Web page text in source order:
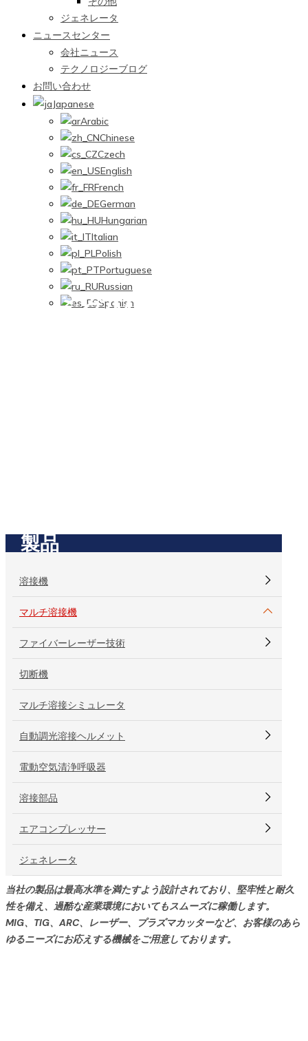
ジェネレータ
ニュースセンター
会社ニュース
テクノロジーブログ
お問い合わせ
Japanese
Arabic
Chinese
Czech
English
French
German
Hungarian
Italian
Polish
Portuguese
Russian
Spanish
ミグ/MMA/ティグ
製品
溶接機
マルチ溶接機
ファイバーレーザー技術
切断機
マルチ溶接シミュレータ
自動調光溶接ヘルメット
電動空気清浄呼吸器
溶接部品
エアコンプレッサー
ジェネレータ
当社の製品は最高水準を満たすよう設計されており、堅牢性と耐久
性を備え、過酷な産業環境においてもスムーズに稼働します。
MIG、TIG、ARC、レーザー、プラズマカッターなど、お客様のあら
ゆるニーズにお応えする機械をご用意しております。